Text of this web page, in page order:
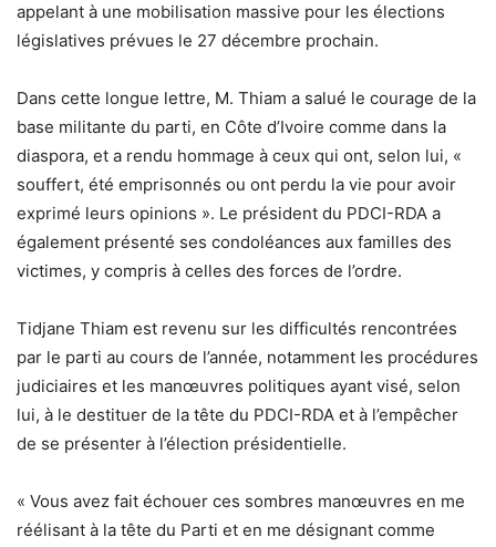
appelant à une mobilisation massive pour les élections
législatives prévues le 27 décembre prochain.
Dans cette longue lettre, M. Thiam a salué le courage de la
base militante du parti, en Côte d’Ivoire comme dans la
diaspora, et a rendu hommage à ceux qui ont, selon lui, «
souffert, été emprisonnés ou ont perdu la vie pour avoir
exprimé leurs opinions ». Le président du PDCI-RDA a
également présenté ses condoléances aux familles des
victimes, y compris à celles des forces de l’ordre.
Tidjane Thiam est revenu sur les difficultés rencontrées
par le parti au cours de l’année, notamment les procédures
judiciaires et les manœuvres politiques ayant visé, selon
lui, à le destituer de la tête du PDCI-RDA et à l’empêcher
de se présenter à l’élection présidentielle.
« Vous avez fait échouer ces sombres manœuvres en me
réélisant à la tête du Parti et en me désignant comme